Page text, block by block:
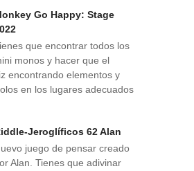
Go Happy: Stage
que encontrar todos los
monos y hacer que el
encontrando elementos y
en los lugares adecuados
Jeroglíficos 62 Alan
juego de pensar creado
Alan. Tienes que adivinar